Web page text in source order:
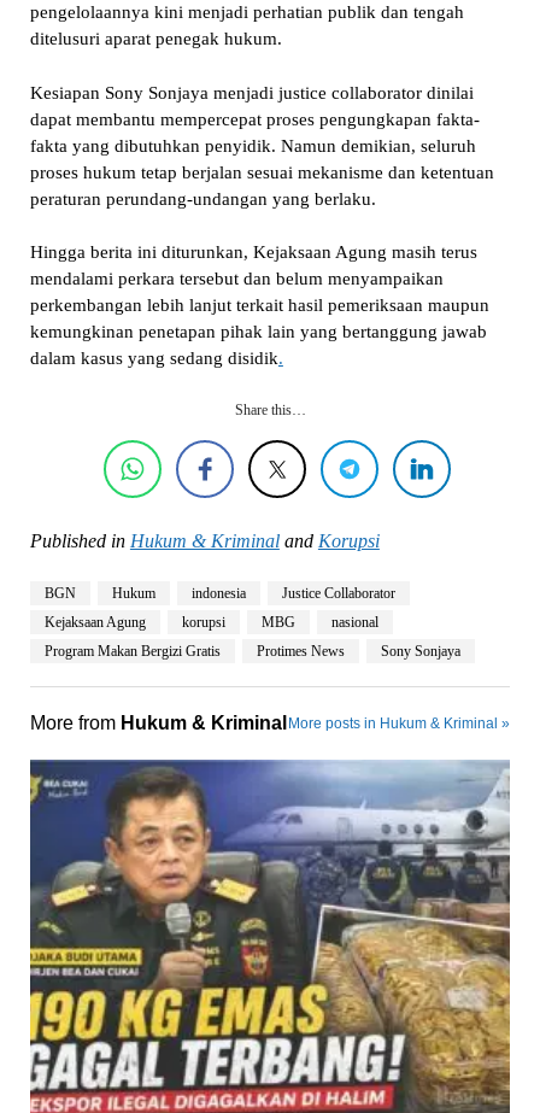
pengelolaannya kini menjadi perhatian publik dan tengah
ditelusuri aparat penegak hukum.
Kesiapan Sony Sonjaya menjadi justice collaborator dinilai
dapat membantu mempercepat proses pengungkapan fakta-
fakta yang dibutuhkan penyidik. Namun demikian, seluruh
proses hukum tetap berjalan sesuai mekanisme dan ketentuan
peraturan perundang-undangan yang berlaku.
Hingga berita ini diturunkan, Kejaksaan Agung masih terus
mendalami perkara tersebut dan belum menyampaikan
perkembangan lebih lanjut terkait hasil pemeriksaan maupun
kemungkinan penetapan pihak lain yang bertanggung jawab
dalam kasus yang sedang disidik.
Share this…
Published in Hukum & Kriminaland Korupsi
BGN Hukum indonesia
Justice Collaborator
Kejaksaan Agung
korupsi MBG
nasional
Program Makan Bergizi Gratis
Protimes News Sony Sonjaya
More from Hukum & Kriminal More posts in Hukum & Kriminal »